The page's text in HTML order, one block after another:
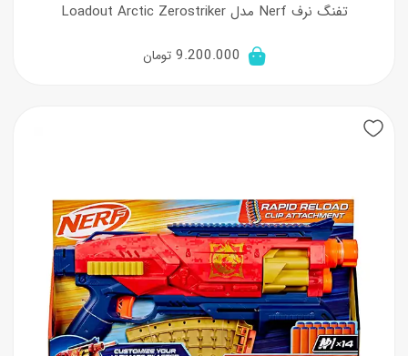
تفنگ نرف Nerf مدل Loadout Arctic Zerostriker
9.200.000 تومان